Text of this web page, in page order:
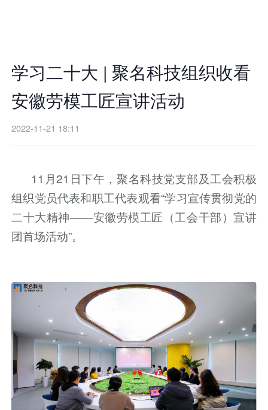
学习二十大 | 聚名科技组织收看
安徽劳模工匠宣讲活动
2022-11-21 18:11
11月21日下午，聚名科技党支部及工会积极
组织党员代表和职工代表观看“学习宣传贯彻党的
二十大精神——安徽劳模工匠（工会干部）宣讲
团首场活动”。